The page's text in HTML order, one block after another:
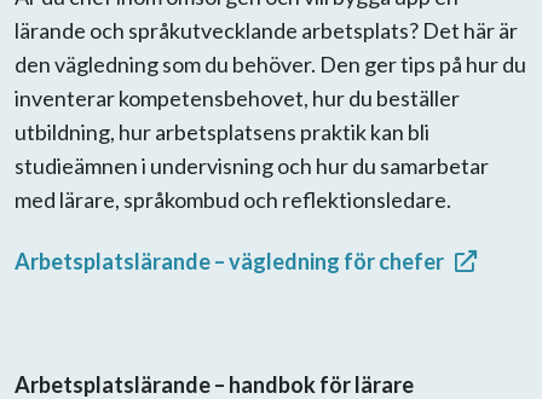
lärande och språkutvecklande arbetsplats? Det här är
den vägledning som du behöver. Den ger tips på hur du
inventerar kompetensbehovet, hur du beställer
utbildning, hur arbetsplatsens praktik kan bli
studieämnen i undervisning och hur du samarbetar
med lärare, språkombud och reflektionsledare.
Arbetsplatslärande – vägledning för chefer
Arbetsplatslärande – handbok för lärare